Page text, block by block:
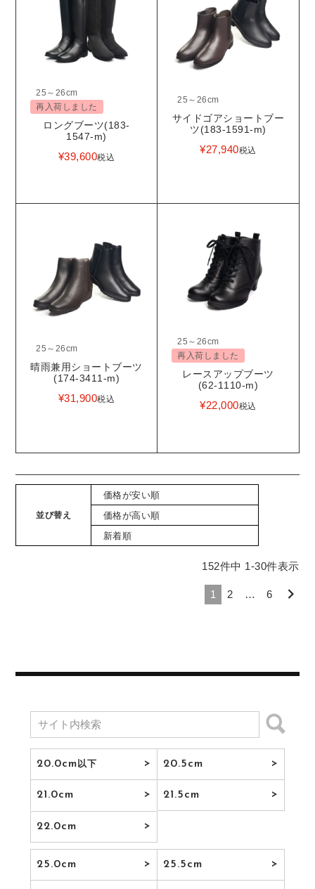
25～26cm
再入荷しました
ロングブーツ(183-
1547-m)
¥39,600税込
25～26cm
サイドゴアショートブー
ツ(183-1591-m)
¥27,940税込
25～26cm
晴雨兼用ショートブーツ
(174-3411-m)
¥31,900税込
25～26cm
再入荷しました
レースアップブーツ
(62-1110-m)
¥22,000税込
並び替え
価格が安い順
価格が高い順
新着順
152件中 1-30件表示
1 2 … 6
20.0cm以下 20.5cm
21.0cm 21.5cm
22.0cm
25.0cm 25.5cm